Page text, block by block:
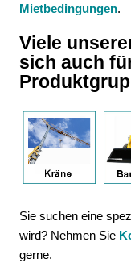
Mietbedingungen.
Viele
sich auch
Sie suchen eine
wird? Nehmen Sie
gerne.